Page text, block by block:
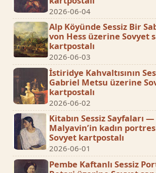
2026-06-04
Alp Köyünde Sessiz Bir
von Hess üzerine Sovyet
kartpostalı
2026-06-03
İstiridye Kahvaltısının
Gabriel Metsu üzerine
kartpostalı
2026-06-02
Kitabın Sessiz Sayfaları
Malyavin’in kadın
Sovyet kartpostalı
2026-06-01
Pembe Kaftanlı Sessiz